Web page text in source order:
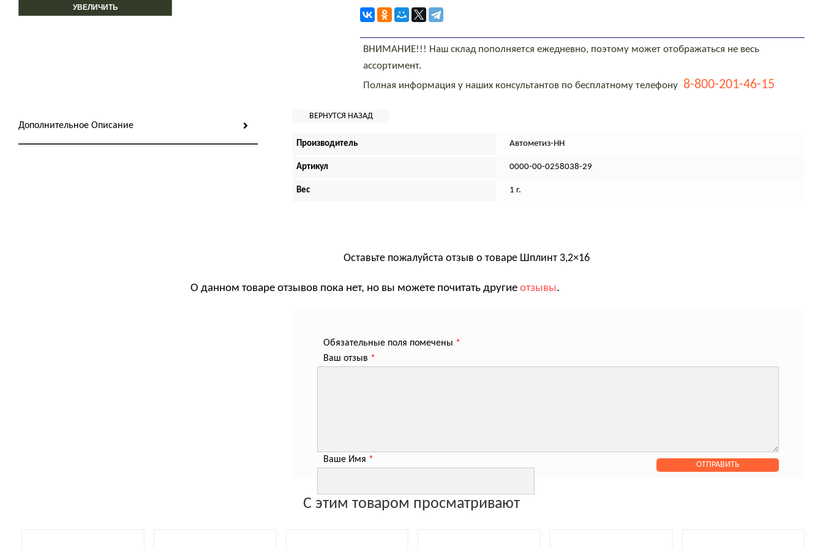
УВЕЛИЧИТЬ
ВНИМАНИЕ!!! Наш склад пополняется ежедневно, поэтому может отображаться не весь
ассортимент.
Полная информация у наших консультантов по бесплатному телефону 8-800-201-46-15
Дополнительное Описание
Производитель Автометиз-НН
Артикул 0000-00-0258038-29
Вес 1 г.
Оставьте пожалуйста отзыв о товаре Шплинт 3,2×16
О данном товаре отзывов пока нет, но вы можете почитать другие отзывы.
Обязательные поля помечены *
Ваш отзыв *
Ваше Имя *
С этим товаром просматривают